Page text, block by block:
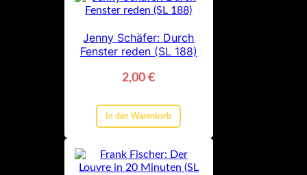
Jenny Schäfer: Durch
Fenster reden (SL 188)
2,00€
In den Warenkorb